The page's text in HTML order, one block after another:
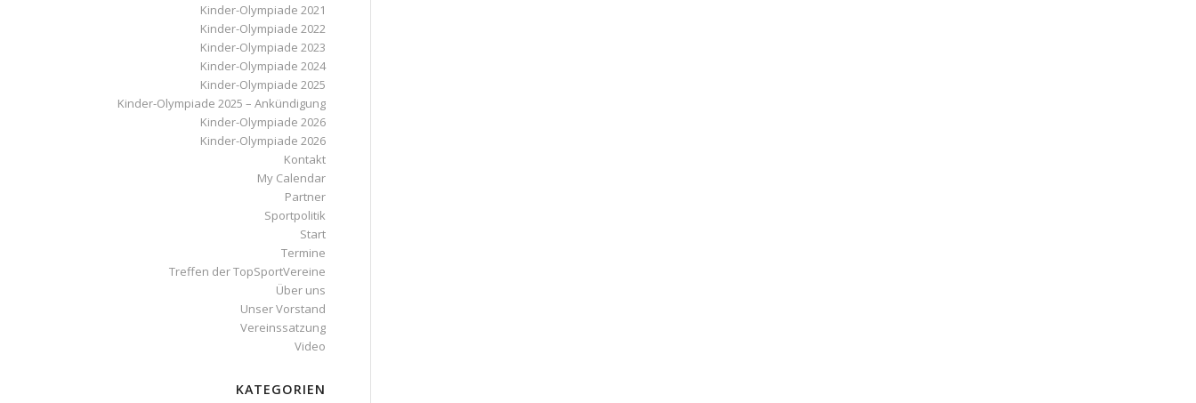
Kinder-Olympiade 2021
Kinder-Olympiade 2022
Kinder-Olympiade 2023
Kinder-Olympiade 2024
Kinder-Olympiade 2025
Kinder-Olympiade 2025 – Ankündigung
Kinder-Olympiade 2026
Kinder-Olympiade 2026
Kontakt
My Calendar
Partner
Sportpolitik
Start
Termine
Treffen der TopSportVereine
Über uns
Unser Vorstand
Vereinssatzung
Video
KATEGORIEN